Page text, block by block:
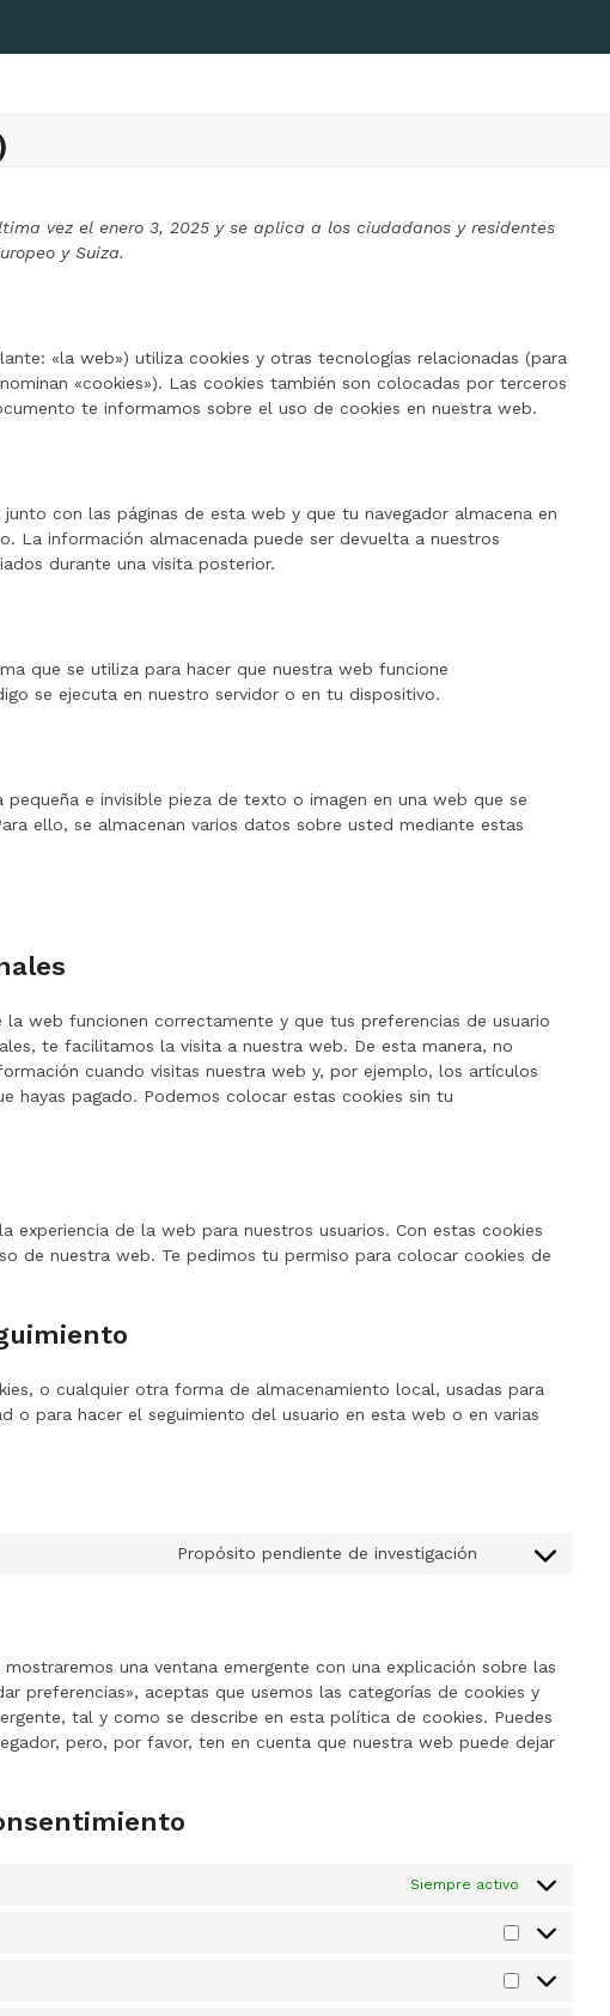
vez el enero 3, 2025 y se aplica a los ciudadanos y residentes
y Suiza.
«la web») utiliza cookies y otras tecnologías relacionadas (para
«cookies»). Las cookies también son colocadas por terceros
te informamos sobre el uso de cookies en nuestra web.
con las páginas de esta web y que tu navegador almacena en
La información almacenada puede ser devuelta a nuestros
durante una visita posterior.
que se utiliza para hacer que nuestra web funcione
se ejecuta en nuestro servidor o en tu dispositivo.
e invisible pieza de texto o imagen en una web que se
ello, se almacenan varios datos sobre usted mediante estas
la web funcionen correctamente y que tus preferencias de usuario
te facilitamos la visita a nuestra web. De esta manera, no
cuando visitas nuestra web y, por ejemplo, los artículos
hayas pagado. Podemos colocar estas cookies sin tu
experiencia de la web para nuestros usuarios. Con estas cookies
de nuestra web. Te pedimos tu permiso para colocar cookies de
o cualquier otra forma de almacenamiento local, usadas para
o para hacer el seguimiento del usuario en esta web o en varias
Propósito pendiente de investigación
Consent
una ventana emergente con una explicación sobre las
preferencias», aceptas que usemos las categorías de cookies y
tal y como se describe en esta política de cookies. Puedes
pero, por favor, ten en cuenta que nuestra web puede dejar
Siempre activo
Preferencias
Estadísticas